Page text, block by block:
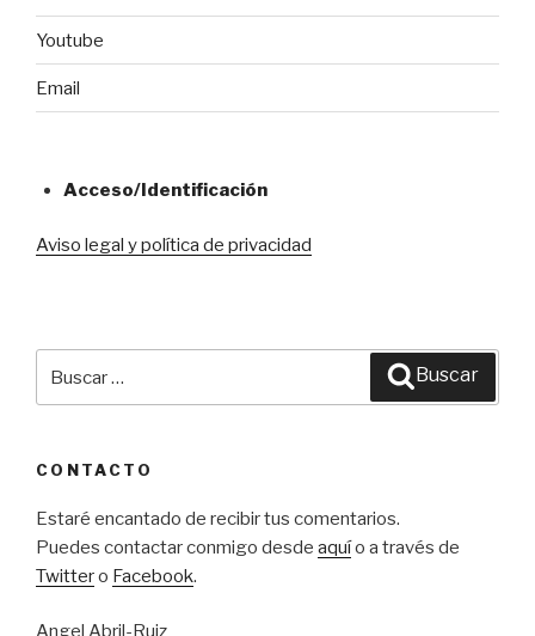
Youtube
Email
Acceso/Identificación
Aviso legal y política de privacidad
Buscar
CONTACTO
Estaré encantado de recibir tus comentarios.
Puedes contactar conmigo desde aquío a través de
Twittero Facebook.
Angel Abril-Ruiz